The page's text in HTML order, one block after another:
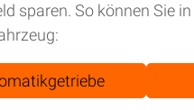
sparen. So können Sie